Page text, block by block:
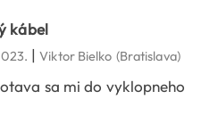
kábel
|Viktor Bielko (Bratislava)
sa mi do vyklopneho